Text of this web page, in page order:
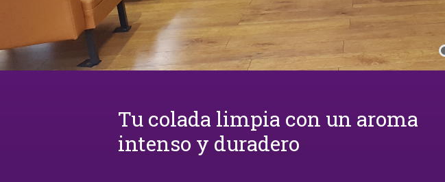
Tu colada limpia con un aroma
intenso y duradero